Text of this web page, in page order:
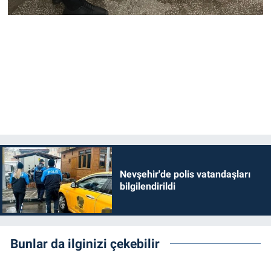
Nevşehir'de polis vatandaşları
bilgilendirildi
Bunlar da ilginizi çekebilir